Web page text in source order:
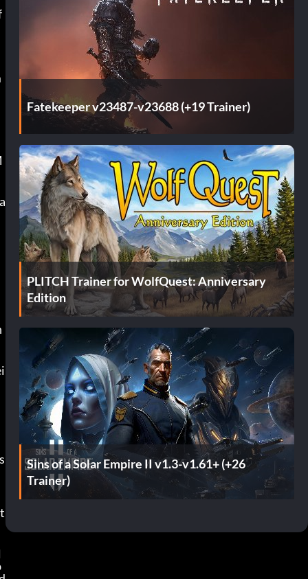
Fatekeeper v23487-v23688 (+19 Trainer)
PLITCH Trainer for WolfQuest: Anniversary
Edition
Sins of a Solar Empire II v1.3-v1.61+ (+26
Trainer)